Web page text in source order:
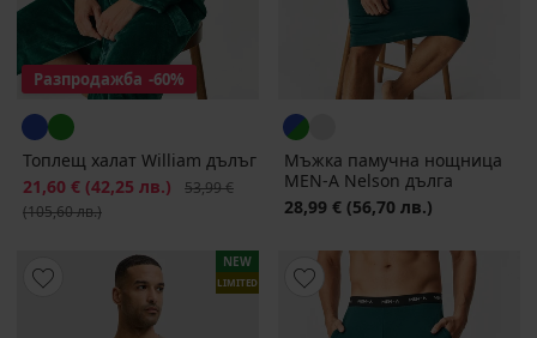
Разпродажба -60%
Топлещ халат William дълъг
Намаление
21,60 € (42,25 лв.) Първоначална цена
53,99 €
(105,60 лв.)
Мъжка памучна нощница
MEN-A Nelson дълга
28,99 € (56,70 лв.)
NEW
LIMITED